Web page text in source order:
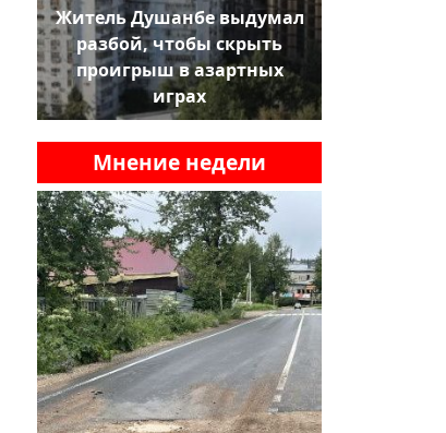
Житель Душанбе выдумал
разбой, чтобы скрыть
проигрыш в азартных
играх
Мнение недели